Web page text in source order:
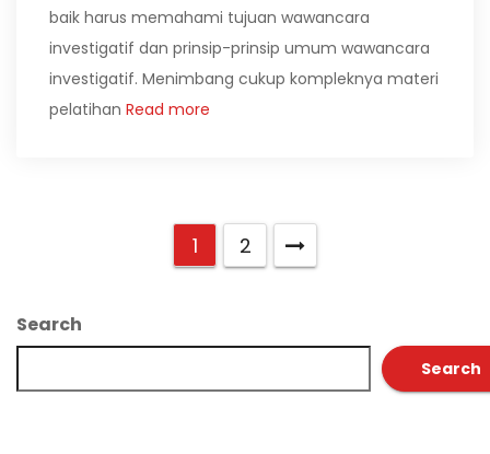
baik harus memahami tujuan wawancara
investigatif dan prinsip-prinsip umum wawancara
investigatif. Menimbang cukup kompleknya materi
pelatihan Read more
1 2
Search
Search